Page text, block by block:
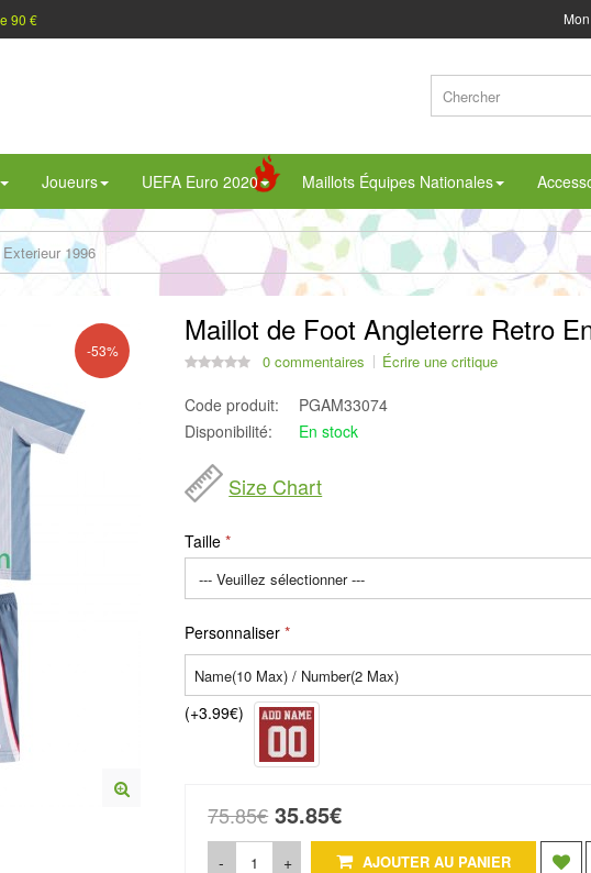
90 €
Joueurs UEFA Euro 2020 Maillots Équipes Nationales
1996
-53%
Maillot de Foot Angleterre Retro
0 commentaires Écrire une critique
Code produit:
PGAM33074
Disponibilité:
En stock
Size Chart
Taille
Personnaliser
(+3.99€)
75.85€ 35.85€
- + AJOUTER AU PANIER